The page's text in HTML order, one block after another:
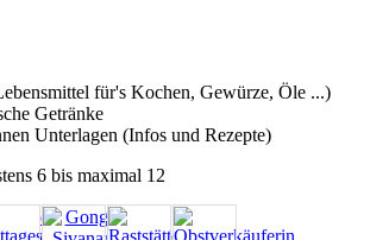
für's Kochen, Gewürze, Öle ...)
Getränke
Unterlagen (Infos und Rezepte)
6 bis maximal 12